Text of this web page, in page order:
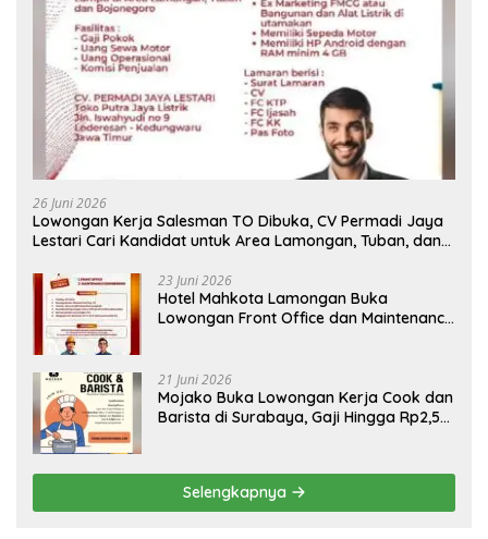
26 Juni 2026
Lowongan Kerja Salesman TO Dibuka, CV Permadi Jaya
Lestari Cari Kandidat untuk Area Lamongan, Tuban, dan
23 Juni 2026
Hotel Mahkota Lamongan Buka
Lowongan Front Office dan Maintenance
21 Juni 2026
Mojako Buka Lowongan Kerja Cook dan
Barista di Surabaya, Gaji Hingga Rp2,5
Selengkapnya